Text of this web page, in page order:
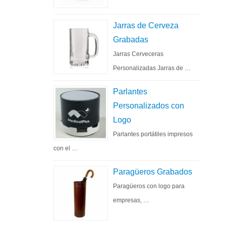
Jarras de Cerveza
Grabadas
Jarras Cerveceras
Personalizadas Jarras de …
Parlantes
Personalizados con
Logo
Parlantes portátiles impresos
con el …
Paragüeros Grabados
Paragüeros con logo para
empresas, …